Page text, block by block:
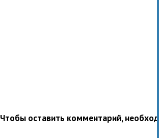
Чтобы оставить комментарий,